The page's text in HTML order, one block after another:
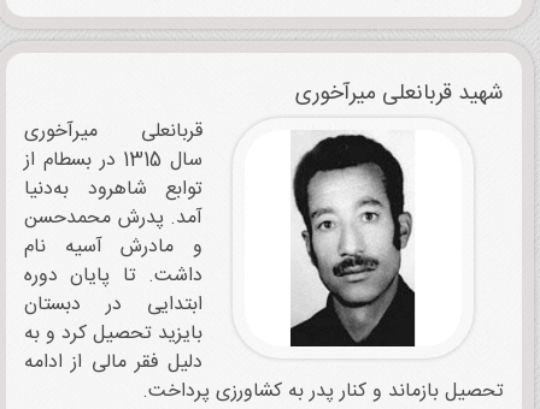
شهید قربانعلی میرآخوری
قربانعلی میرآخوری
سال 1315 در بسطام از
توابع شاهرود به‌دنیا
آمد. پدرش محمدحسن
و مادرش آسیه نام
داشت. تا پایان دوره
ابتدایی در دبستان
بایزید تحصیل ‌کرد و به
دلیل فقر مالی از ادامه
تحصیل بازماند و کنار پدر به کشاورزی پرداخت.